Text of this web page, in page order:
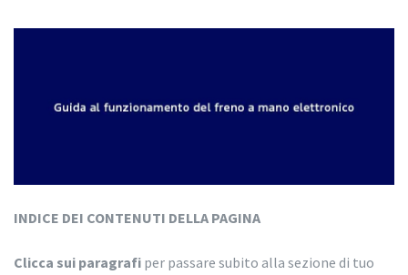
INDICE DEI CONTENUTI DELLA PAGINA
Clicca sui paragrafi per passare subito alla sezione di tuo